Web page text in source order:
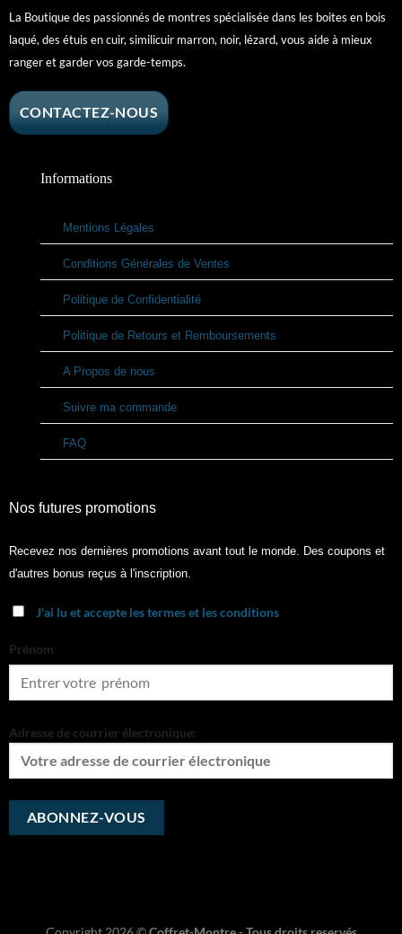
La Boutique des passionnés de montres spécialisée dans les boites en bois
laqué, des étuis en cuir, similicuir marron, noir, lézard, vous aide à mieux
ranger et garder vos garde-temps.
CONTACTEZ-NOUS
Informations
Mentions Légales
Conditions Générales de Ventes
Politique de Confidentialité
Politique de Retours et Remboursements
A Propos de nous
Suivre ma commande
FAQ
Nos futures promotions
Recevez nos dernières promotions avant tout le monde. Des coupons et
d'autres bonus reçus à l'inscription.
J'ai lu et accepte les termes et les conditions
Prénom
Adresse de courrier électronique: